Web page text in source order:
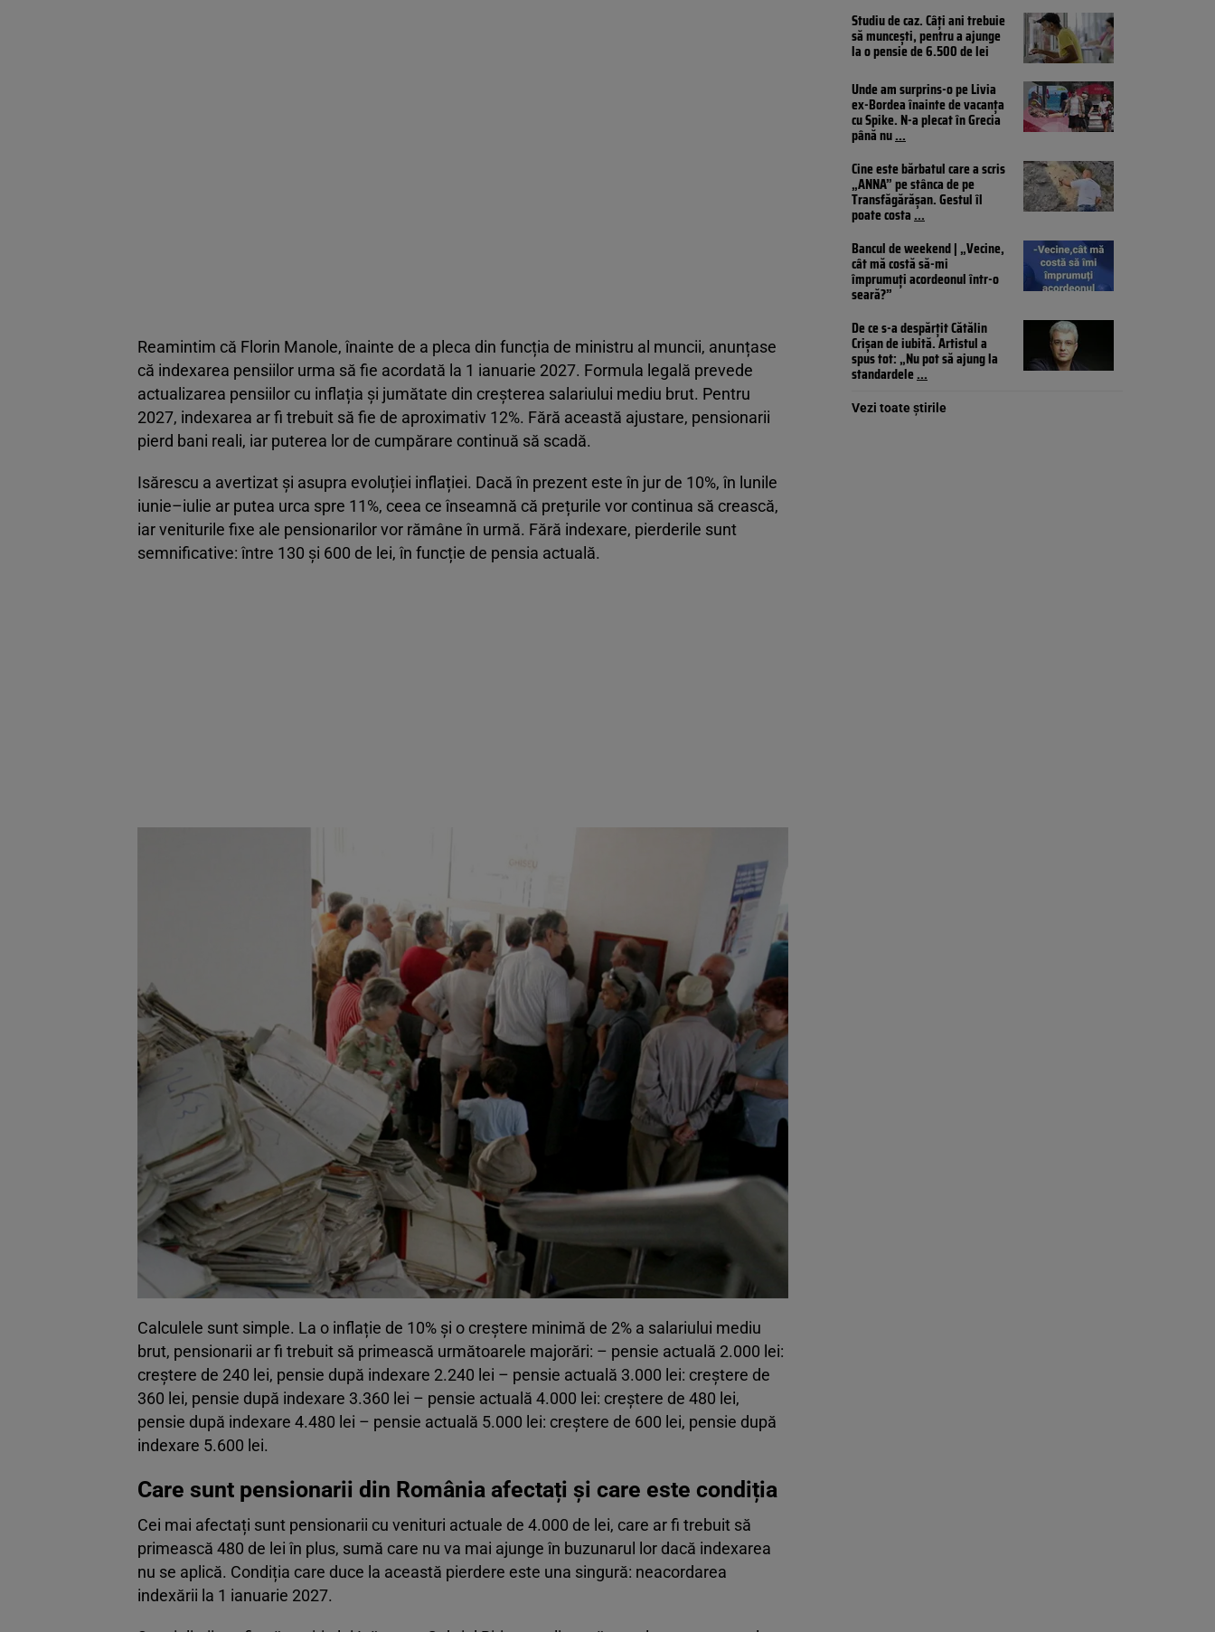
Reamintim că Florin Manole, înainte de a pleca din funcția de ministru al muncii, anunțase
că indexarea pensiilor urma să fie acordată la 1 ianuarie 2027. Formula legală prevede
actualizarea pensiilor cu inflația și jumătate din creșterea salariului mediu brut. Pentru
2027, indexarea ar fi trebuit să fie de aproximativ 12%. Fără această ajustare, pensionarii
pierd bani reali, iar puterea lor de cumpărare continuă să scadă.
Isărescu a avertizat și asupra evoluției inflației. Dacă în prezent este în jur de 10%, în lunile
iunie–iulie ar putea urca spre 11%, ceea ce înseamnă că prețurile vor continua să crească,
iar veniturile fixe ale pensionarilor vor rămâne în urmă. Fără indexare, pierderile sunt
semnificative: între 130 și 600 de lei, în funcție de pensia actuală.
Calculele sunt simple. La o inflație de 10% și o creștere minimă de 2% a salariului mediu
brut, pensionarii ar fi trebuit să primească următoarele majorări: – pensie actuală 2.000 lei:
creștere de 240 lei, pensie după indexare 2.240 lei – pensie actuală 3.000 lei: creștere de
360 lei, pensie după indexare 3.360 lei – pensie actuală 4.000 lei: creștere de 480 lei,
pensie după indexare 4.480 lei – pensie actuală 5.000 lei: creștere de 600 lei, pensie după
indexare 5.600 lei.
Care sunt pensionarii din România afectați și care este condiția
Cei mai afectați sunt pensionarii cu venituri actuale de 4.000 de lei, care ar fi trebuit să
primească 480 de lei în plus, sumă care nu va mai ajunge în buzunarul lor dacă indexarea
nu se aplică. Condiția care duce la această pierdere este una singură: neacordarea
indexării la 1 ianuarie 2027.
Studiu de caz. Câți ani trebuie
să muncești, pentru a ajunge
la o pensie de 6.500 de lei
Unde am surprins-o pe Livia
ex-Bordea înainte de vacanța
cu Spike. N-a plecat în Grecia
până nu...
Cine este bărbatul care a scris
„ANNA” pe stânca de pe
Transfăgărășan. Gestul îl
poate costa...
Bancul de weekend | „Vecine,
cât mă costă să-mi
împrumuți acordeonul într-o
seară?”
De ce s-a despărțit Cătălin
Crișan de iubită. Artistul a
spus tot: „Nu pot să ajung la
standardele...
Vezi toate știrile